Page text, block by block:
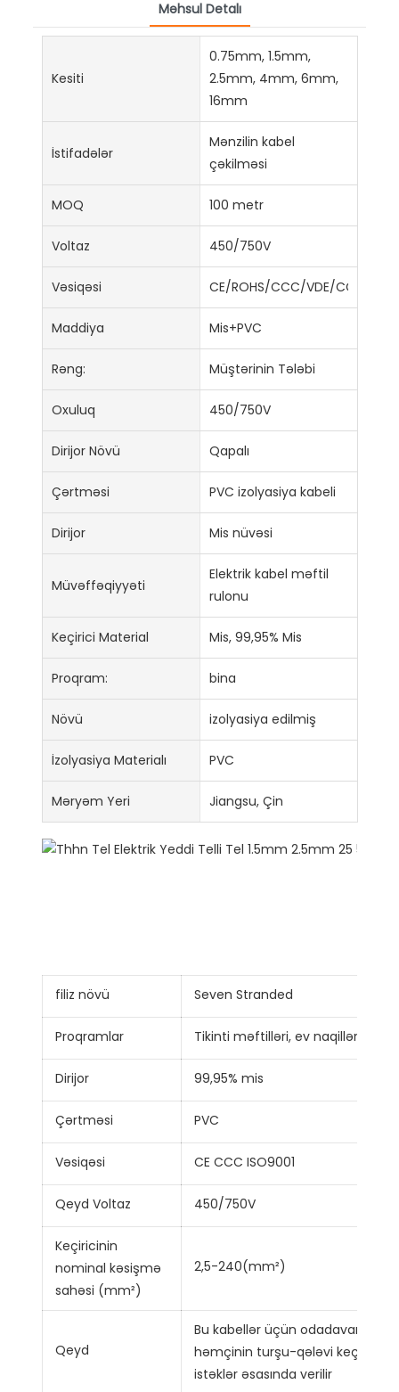
Məhsul Detalı
Kesiti
0.75mm, 1.5mm,
2.5mm, 4mm, 6mm,
16mm
İstifadələr
Mənzilin kabel
çəkilməsi
MOQ 100 metr
Voltaz 450/750V
Vəsiqəsi CE/ROHS/CCC/VDE/CCC/
Maddiya Mis+PVC
Rəng: Müştərinin Tələbi
Oxuluq 450/750V
Dirijor Növü Qapalı
Çərtməsi PVC izolyasiya kabeli
Dirijor Mis nüvəsi
Müvəffəqiyyəti
Elektrik kabel məftil
rulonu
Keçirici Material Mis, 99,95% Mis
Proqram: bina
Növü izolyasiya edilmiş
İzolyasiya Materialı PVC
Məryəm Yeri Jiangsu, Çin
filiz növü Seven Stranded
Proqramlar Tikinti məftilləri, ev naqilləri
Dirijor 99,95% mis
Çərtməsi PVC
Vəsiqəsi CE CCC ISO9001
Qeyd Voltaz 450/750V
Keçiricinin
nominal kəsişmə
sahəsi (mm²)
2,5-240(mm²)
Qeyd
Bu kabellər üçün odadavamlı,
həmçinin turşu-qələvi
istəklər əsasında verilir